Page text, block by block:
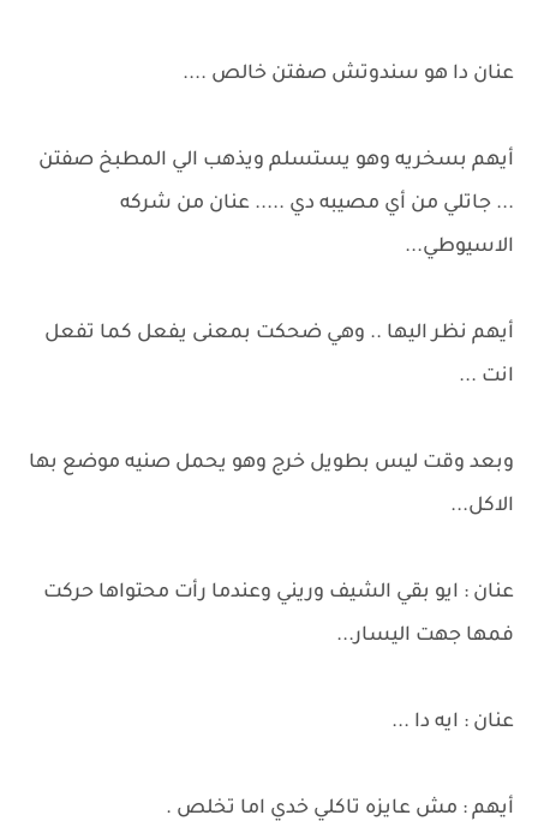
عنان دا هو سندوتش صفتن خالص ....
أيهم بسخريه وهو يستسلم ويذهب الي المطبخ صفتن
... جاتلي من أي مصيبه دي ..... عنان من شركه
الاسيوطي...
أيهم نظر اليها .. وهي ضحكت بمعنى يفعل كما تفعل
انت ...
وبعد وقت ليس بطويل خرج وهو يحمل صنيه موضع بها
الاكل...
عنان : ايو بقي الشيف وريني وعندما رأت محتواها حركت
فمها جهت اليسار...
عنان : ايه دا ...
أيهم : مش عايزه تاكلي خدي اما تخلص .